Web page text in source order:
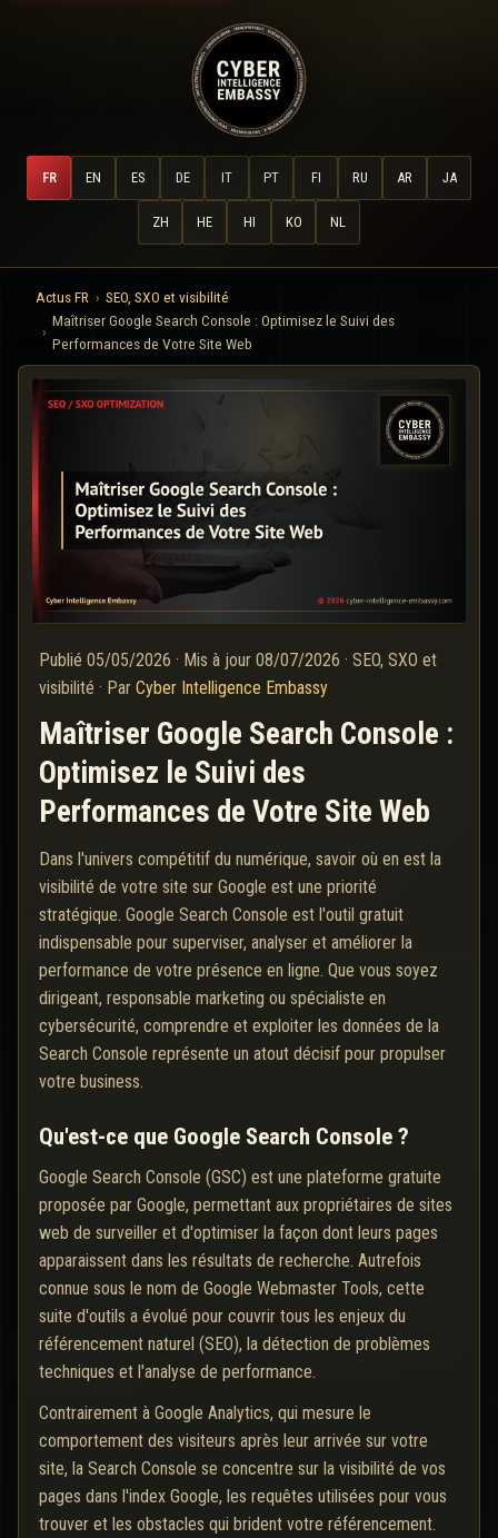
FR EN ES DE IT PT FI RU AR JA
ZH HE HI KO NL
Actus FR
SEO, SXO et visibilité
Maîtriser Google Search Console : Optimisez le Suivi des
Performances de Votre Site Web
Publié 05/05/2026 · Mis à jour 08/07/2026 · SEO, SXO et
visibilité · Par Cyber Intelligence Embassy
Maîtriser Google Search Console :
Optimisez le Suivi des
Performances de Votre Site Web
Dans l'univers compétitif du numérique, savoir où en est la
visibilité de votre site sur Google est une priorité
stratégique. Google Search Console est l'outil gratuit
indispensable pour superviser, analyser et améliorer la
performance de votre présence en ligne. Que vous soyez
dirigeant, responsable marketing ou spécialiste en
cybersécurité, comprendre et exploiter les données de la
Search Console représente un atout décisif pour propulser
votre business.
Qu'est-ce que Google Search Console ?
Google Search Console (GSC) est une plateforme gratuite
proposée par Google, permettant aux propriétaires de sites
web de surveiller et d'optimiser la façon dont leurs pages
apparaissent dans les résultats de recherche. Autrefois
connue sous le nom de Google Webmaster Tools, cette
suite d'outils a évolué pour couvrir tous les enjeux du
référencement naturel (SEO), la détection de problèmes
techniques et l'analyse de performance.
Contrairement à Google Analytics, qui mesure le
comportement des visiteurs après leur arrivée sur votre
site, la Search Console se concentre sur la visibilité de vos
pages dans l'index Google, les requêtes utilisées pour vous
trouver et les obstacles qui brident votre référencement.